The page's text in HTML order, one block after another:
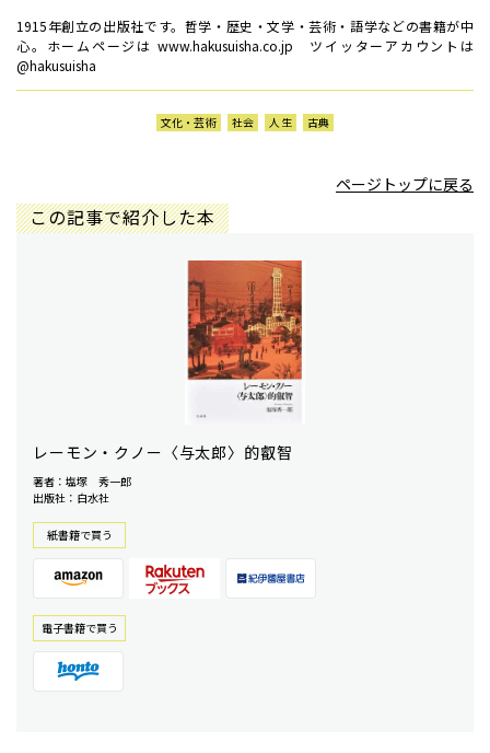
1915年創立の出版社です。哲学・歴史・文学・芸術・語学などの書籍が中
心。ホームページは www.hakusuisha.co.jp ツイッターアカウントは
@hakusuisha
文化・芸術 社会 人生 古典
ページトップに戻る
この記事で紹介した本
レーモン・クノー〈与太郎〉的叡智
著者：塩塚 秀一郎
出版社：白水社
紙書籍で買う
電⼦書籍で買う